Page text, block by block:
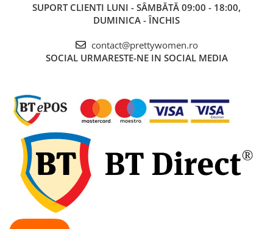
SUPORT CLIENTI LUNI - SÂMBĂTĂ 09:00 - 18:00,
DUMINICA - ÎNCHIS
contact@prettywomen.ro
SOCIAL URMARESTE-NE IN SOCIAL MEDIA